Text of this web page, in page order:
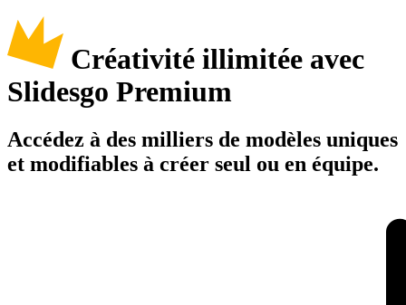
Créativité illimitée avec
Slidesgo Premium
Accédez à des milliers de modèles uniques
et modifiables à créer seul ou en équipe.